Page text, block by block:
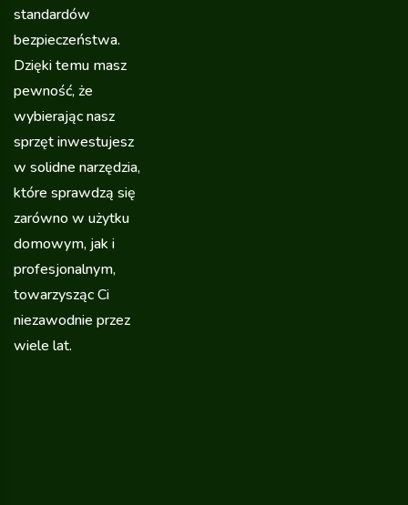
standardów
bezpieczeństwa.
Dzięki temu masz
pewność, że
wybierając nasz
sprzęt inwestujesz
w solidne narzędzia,
które sprawdzą się
zarówno w użytku
domowym, jak i
profesjonalnym,
towarzysząc Ci
niezawodnie przez
wiele lat.